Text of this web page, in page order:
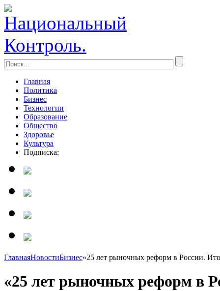
Главная
Политика
Бизнес
Технологии
Образование
Общество
Здоровье
Культура
Подписка:
ГлавнаяНовостиБизнес«25 лет рыночных реформ в России.
«25 лет рыночных реформ в